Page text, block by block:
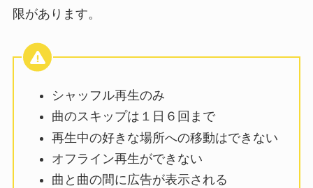
限があります。
シャッフル再生のみ
曲のスキップは１日６回まで
再生中の好きな場所への移動はできない
オフライン再生ができない
曲と曲の間に広告が表示される